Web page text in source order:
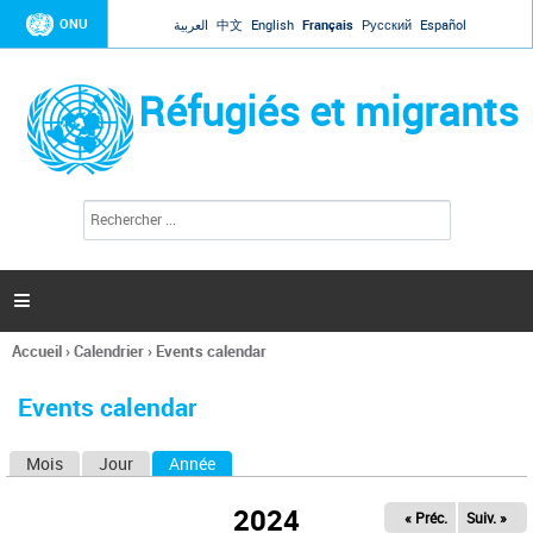
Jump to navigation
ONU العربية 中文 English Français Русский Español
Réfugiés et migrants
l
c
h
e

Vous
ici
Accueil›Calendrier› Events calendar
Events calendar
Mois Jour Année
2024 « Préc. Suiv. »